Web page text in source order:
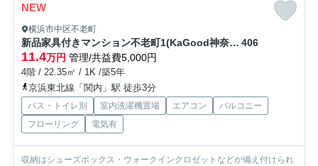
NEW
横浜市中区不老町
新品家具付きマンション不老町1(KaGood神奈川) 406
11.4万円 管理/共益費5,000円
4階 / 22.35㎡ / 1K /築5年
京浜東北線「関内」駅 徒歩3分
バス・トイレ別 室内洗濯機置場 エアコン
バルコニー
フローリング
電気有
収納はシューズボックス・ウォークインクロゼットなどが備え付けられ